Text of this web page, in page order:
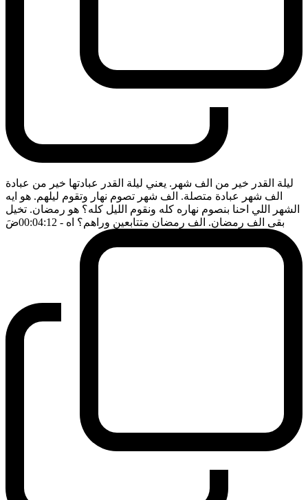
ليلة القدر خير من الف شهر. يعني ليلة القدر عبادتها خير من عبادة
الف شهر عبادة متصلة. الف شهر تصوم نهار وتقوم ليلهم. هو ايه
الشهر اللي احنا بنصوم نهاره كله ونقوم الليل كله؟ هو رمضان. تخيل
بقى الف رمضان. الف رمضان متتابعين وراهم؟ اه - 00:04:12 ضَ